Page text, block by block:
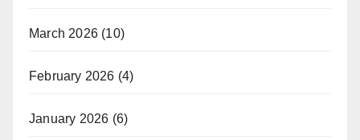
March 2026 (10)
February 2026 (4)
January 2026 (6)